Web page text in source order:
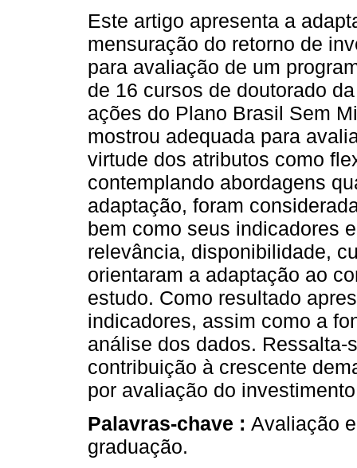
Este artigo apresenta a
mensuração do retorno de
para avaliação de um
de 16 cursos de doutorado
ações do Plano Brasil Sem
mostrou adequada para
virtude dos atributos como
contemplando abordagens
adaptação, foram
bem como seus indicadores
relevância, disponibilidade,
orientaram a adaptação ao
estudo. Como resultado
indicadores, assim como a
análise dos dados.
contribuição à crescente
por avaliação do
Palavras-chave : Avaliação
graduação.